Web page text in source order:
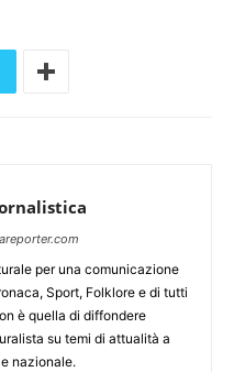
per una comunicazione
Sport, Folklore e di tutti
è quella di diffondere
su temi di attualità a
nazionale.